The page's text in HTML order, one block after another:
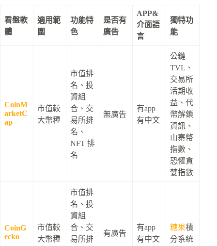
看盤軟
體
適用範
圍
功能特
色
是否有
廣告
APP&
介面語
言
獨特功
能
CoinM
arketC
ap
市值較
大幣種
市值排
名、投
資組
合、交
易所排
名、
NFT 排
名
無廣告
有app
有中文
公鏈
TVL、
交易所
活期收
益、代
幣解鎖
資訊、
山寨幣
指數、
恐懼貪
婪指數
CoinG
ecko
市值較
大幣種
市值排
名、投
資組
合、交
易所排
有廣告
有app
有中文
糖果積
分系統